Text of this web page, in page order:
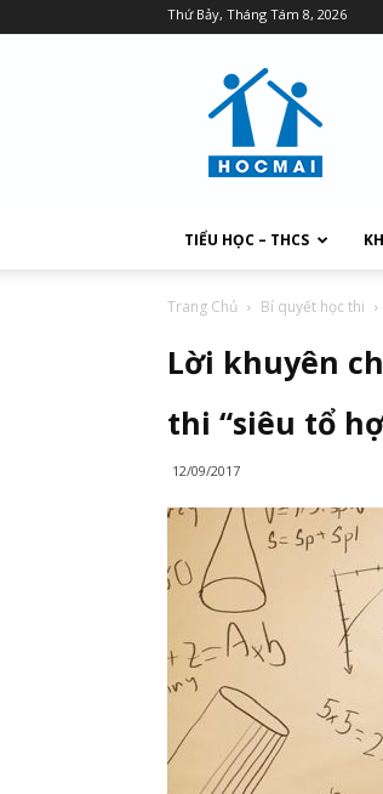
Thứ Bảy, Tháng Tám 8, 2026
TIỂU HỌC – THCS
Trang Chủ Bí quyết học thi
Lời khuyên
thi “siêu tổ
12/09/2017